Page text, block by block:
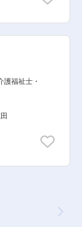
護福祉士・